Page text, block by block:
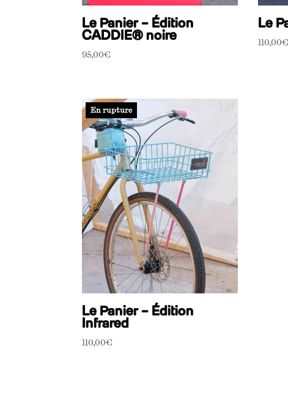
Le Panier – Édition
CADDIE® noire
95,00€
Le
110,00€
Le Panier – Édition
Infrared
110,00€